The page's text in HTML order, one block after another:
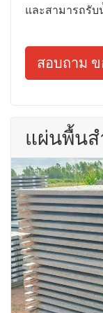
และสามารถรั
สอบถาม ข
แผ่นพื้นส